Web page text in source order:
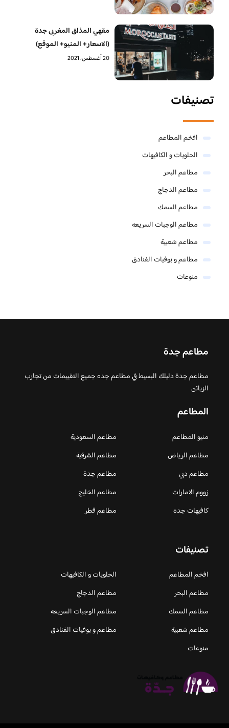
مقهي المذاق المغربى جدة
(الاسعار+ المنيو+ الموقع)
20 أغسطس، 2021
تصنيفات
افخم المطاعم
الحلويات و الكافيهات ‎
مطاعم البحر
مطاعم الدجاج
مطاعم السمك
مطاعم الوجبات السريعه
مطاعم شعبية
مطاعم و بوفيات الفنادق
منوعات
مطاعم جدة
مطاعم جدة دليلك البسيط في مطاعم جده جميع التقييمات من تجارب
الزبائن
المطاعم
منيو المطاعم
مطاعم السعودية
مطاعم الرياض
مطاعم الشرقية
مطاعم دبي
مطاعم جدة
زووم الامارات
مطاعم الخليج
كافيهات جده
مطاعم قطر
تصنيفات
افخم المطاعم
الحلويات و الكافيهات ‎
مطاعم البحر
مطاعم الدجاج
مطاعم السمك
مطاعم الوجبات السريعه
مطاعم شعبية
مطاعم و بوفيات الفنادق
منوعات